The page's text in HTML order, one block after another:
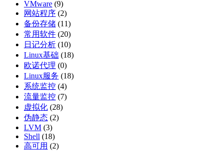
VMware (9)
网站程序 (2)
备份存储 (11)
常用软件 (20)
日记分析 (10)
Linux基础 (18)
欧诺代理 (0)
Linux服务 (18)
系统监控 (4)
流量监控 (7)
虚拟化 (28)
伪静态 (2)
LVM (3)
Shell (18)
高可用 (2)